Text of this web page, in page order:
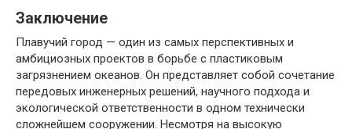
Заключение
Плавучий город — один из самых перспективных и
амбициозных проектов в борьбе с пластиковым
загрязнением океанов. Он представляет собой сочетание
передовых инженерных решений, научного подхода и
экологической ответственности в одном технически
сложнейшем сооружении. Несмотря на высокую